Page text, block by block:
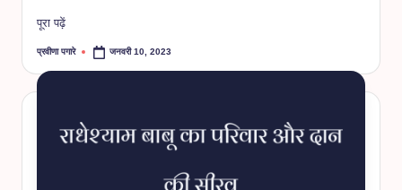
पूरा पढ़ें
Posted
प्रवीणा पगारे जनवरी 10, 2023